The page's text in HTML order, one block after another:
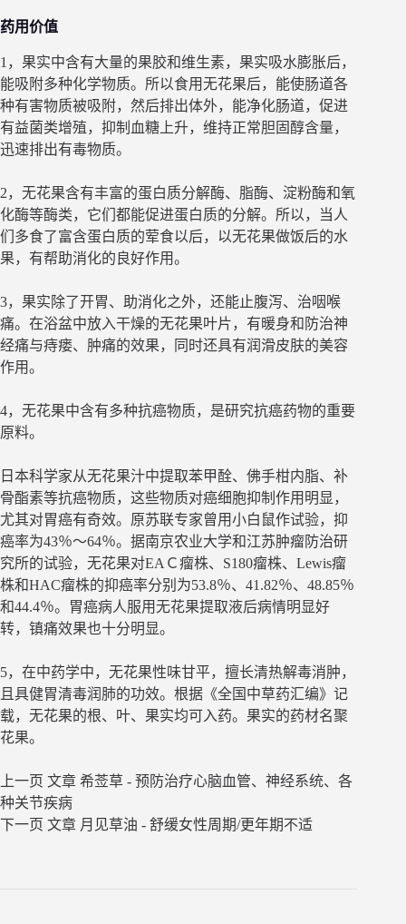
药用价值
1，果实中含有大量的果胶和维生素，果实吸水膨胀后，
能吸附多种化学物质。所以食用无花果后，能使肠道各
种有害物质被吸附，然后排出体外，能净化肠道，促进
有益菌类增殖，抑制血糖上升，维持正常胆固醇含量，
迅速排出有毒物质。
2，无花果含有丰富的蛋白质分解酶、脂酶、淀粉酶和氧
化酶等酶类，它们都能促进蛋白质的分解。所以，当人
们多食了富含蛋白质的荤食以后，以无花果做饭后的水
果，有帮助消化的良好作用。
3，果实除了开胃、助消化之外，还能止腹泻、治咽喉
痛。在浴盆中放入干燥的无花果叶片，有暖身和防治神
经痛与痔瘘、肿痛的效果，同时还具有润滑皮肤的美容
作用。
4，无花果中含有多种抗癌物质，是研究抗癌药物的重要
原料。
日本科学家从无花果汁中提取苯甲酫、佛手柑内脂、补
骨酯素等抗癌物质，这些物质对癌细胞抑制作用明显，
尤其对胃癌有奇效。原苏联专家曾用小白鼠作试验，抑
癌率为43％～64％。据南京农业大学和江苏肿瘤防治研
究所的试验，无花果对EAＣ瘤株、S180瘤株、Lewis瘤
株和HAC瘤株的抑癌率分别为53.8％、41.82％、48.85％
和44.4％。胃癌病人服用无花果提取液后病情明显好
转，镇痛效果也十分明显。
5，在中药学中，无花果性味甘平，擅长清热解毒消肿，
且具健胃清毒润肺的功效。根据《全国中草药汇编》记
载，无花果的根、叶、果实均可入药。果实的药材名聚
花果。
上一页 文章 希莶草 - 预防治疗心脑血管、神经系统、各
种关节疾病
下一页 文章 月见草油 - 舒缓女性周期/更年期不适